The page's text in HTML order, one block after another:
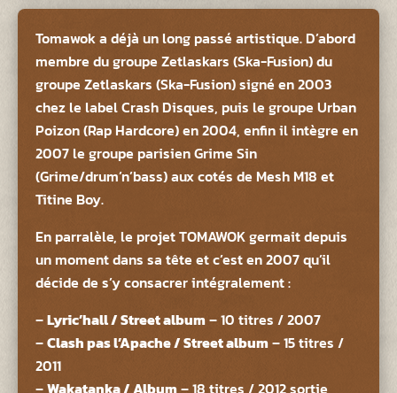
Tomawok a déjà un long passé artistique. D’abord
membre du groupe Zetlaskars (Ska-Fusion) du
groupe Zetlaskars (Ska-Fusion) signé en 2003
chez le label Crash Disques, puis le groupe Urban
Poizon (Rap Hardcore) en 2004, enfin il intègre en
2007 le groupe parisien Grime Sin
(Grime/drum’n’bass) aux cotés de Mesh M18 et
Titine Boy.
En parralèle, le projet TOMAWOK germait depuis
un moment dans sa tête et c’est en 2007 qu’il
décide de s’y consacrer intégralement :
–Lyric’hall / Street album– 10 titres / 2007
–Clash pas l’Apache / Street album– 15 titres /
2011
–Wakatanka / Album– 18 titres / 2012 sortie